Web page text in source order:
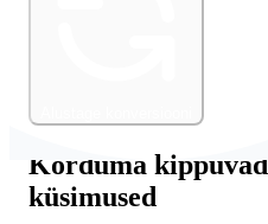
Korduma kippuvad
küsimused